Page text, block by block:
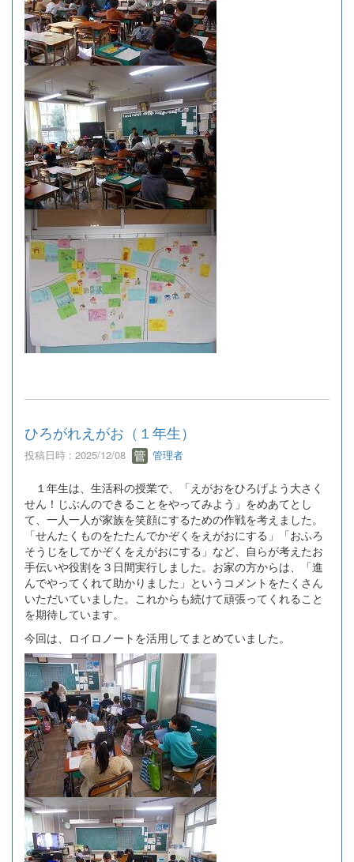
ひろがれえがお（１年生）
投稿日時 : 2025/12/08 管理者
１年生は、生活科の授業で、「えがおをひろげよう大さく
せん！じぶんのできることをやってみよう」をめあてとし
て、一人一人が家族を笑顔にするための作戦を考えました。
「せんたくものをたたんでかぞくをえがおにする」「おふろ
そうじをしてかぞくをえがおにする」など、自らが考えたお
手伝いや役割を３日間実行しました。お家の方からは、「進
んでやってくれて助かりました」というコメントをたくさん
いただいていました。これからも続けて頑張ってくれること
を期待しています。
今回は、ロイロノートを活用してまとめていました。